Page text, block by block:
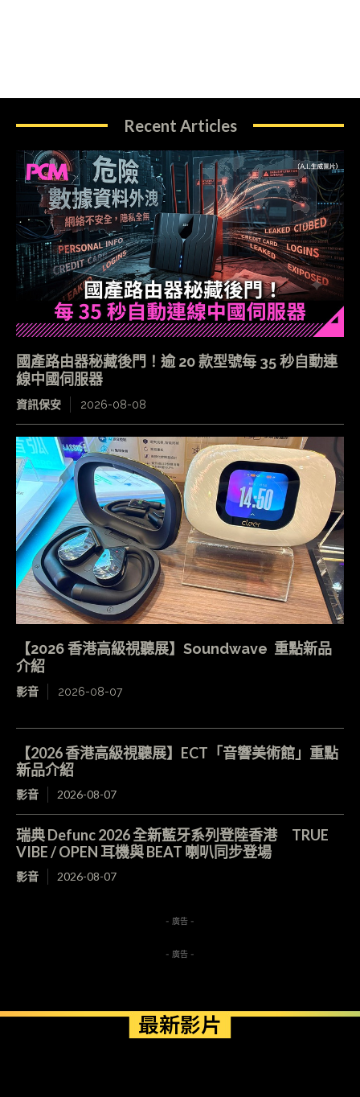
Recent Articles
國產路由器秘藏後門！逾 20 款型號每 35 秒自動連
線中國伺服器
資訊保安 2026-08-08
【2026 香港高級視聽展】Soundwave 重點新品
介紹
影音 2026-08-07
【2026 香港高級視聽展】ECT「音響美術館」重點
新品介紹
影音 2026-08-07
瑞典 Defunc 2026 全新藍牙系列登陸香港 TRUE
VIBE / OPEN 耳機與 BEAT 喇叭同步登場
影音 2026-08-07
- 廣告 -
- 廣告 -
最新影片